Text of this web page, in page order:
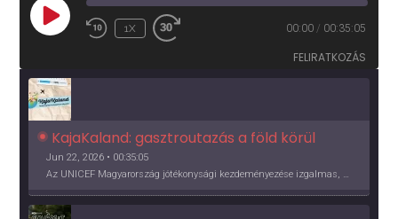
PLAY
EPISODE
1X 00:00 / 00:35:05
FELIRATKOZÁS
KajaKaland: gasztroutazás a föld körül
Jun 22, 2026 • 00:35:05
Az UNICEF Magyarország jótékonysági kezdeményezése izgalmas, egész éves világkörüli ízutazásra hív, igazi családi program és gasztroedukáció, illetve segítség a rászorulóknak is egyben.